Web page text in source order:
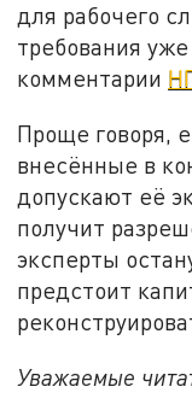
для рабочего
требования
комментарии
Проще говоря,
внесённые в
допускают её
получит
эксперты
предстоит
Уважаемые